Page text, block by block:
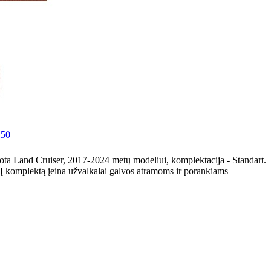
Land Cruiser, 2017-2024 metų modeliui, komplektacija - Standart.
komplektą įeina užvalkalai galvos atramoms ir porankiams